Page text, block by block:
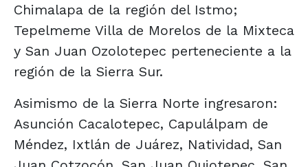
Chimalapa de la región del Istmo;
Tepelmeme Villa de Morelos de la Mixteca
y San Juan Ozolotepec perteneciente a la
región de la Sierra Sur.
Asimismo de la Sierra Norte ingresaron:
Asunción Cacalotepec, Capulálpam de
Méndez, Ixtlán de Juárez, Natividad, San